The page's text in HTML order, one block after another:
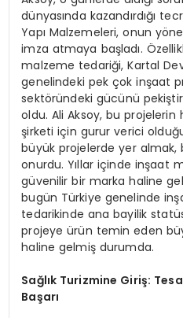
dünyasında kazandırdığı
Yapı Malzemeleri, onun
imza atmaya başladı.
malzeme tedariği, Kartal
genelindeki pek çok inşaat
sektöründeki gücünü
oldu. Ali Aksoy, bu
şirketi için gurur verici
büyük projelerde yer almak,
onurdu. Yıllar içinde inşaat
güvenilir bir marka haline
bugün Türkiye genelinde
tedarikinde ana bayilik
projeye ürün temin eden
haline gelmiş durumda.
Sağlık Turizmine Giriş:
Başarı